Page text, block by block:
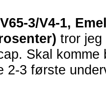
3/V4-1,
tror jeg
Skal komme
2-3 første